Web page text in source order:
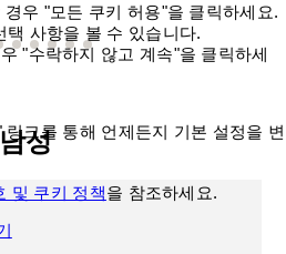
남성
우 "모든 쿠키 허용"을 클릭하세요.
택 사항을 볼 수 있습니다.
"수락하지 않고 계속"을 클릭하세
크를 통해 언제든지 기본 설정을 변
및 쿠키 정책을 참조하세요.